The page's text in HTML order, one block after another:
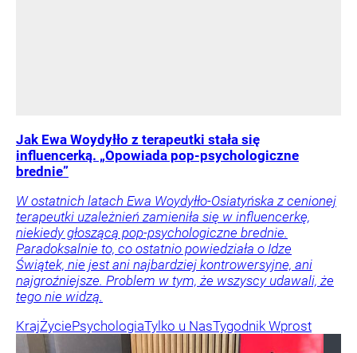
Jak Ewa Woydyłło z terapeutki stała się
influencerką. „Opowiada pop-psychologiczne
brednie”
W ostatnich latach Ewa Woydyłło-Osiatyńska z cenionej
terapeutki uzależnień zamieniła się w influencerkę,
niekiedy głoszącą pop-psychologiczne brednie.
Paradoksalnie to, co ostatnio powiedziała o Idze
Świątek, nie jest ani najbardziej kontrowersyjne, ani
najgroźniejsze. Problem w tym, że wszyscy udawali, że
tego nie widzą.
KrajŻyciePsychologiaTylko u NasTygodnik Wprost